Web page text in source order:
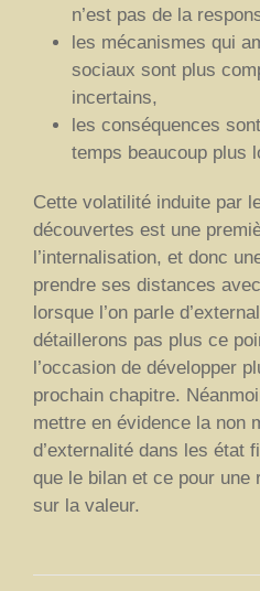
n’est pas de la
les mécanismes qui
sociaux sont plus
incertains,
les conséquences
temps beaucoup plus
Cette volatilité induite par
découvertes est une
l’internalisation, et donc
prendre ses distances
lorsque l’on parle
détaillerons pas plus ce
l’occasion de développer
prochain chapitre.
mettre en évidence la non
d’externalité dans les état
que le bilan et ce pour une
sur la valeur.